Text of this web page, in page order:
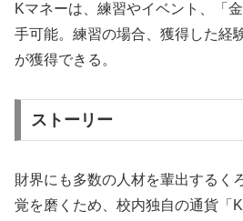
Kマネーは、練習やイベント、「
手可能。練習の場合、獲得した経
が獲得できる。
ストーリー
財界にも多数の人材を輩出するく
覚を磨くため、校内独自の通貨「